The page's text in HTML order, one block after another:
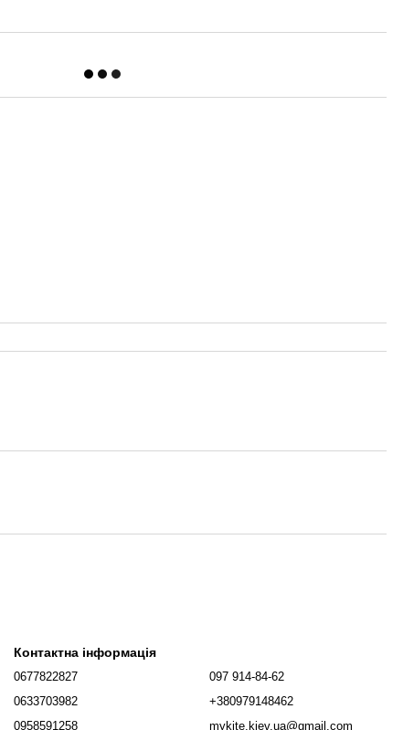
Контактна інформація
0677822827
0633703982
0958591258
097 914-84-62
+380979148462
mykite.kiev.ua@gmail.com